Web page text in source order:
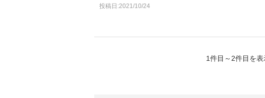
投稿日:2021/10/24
1件目～2件目を表